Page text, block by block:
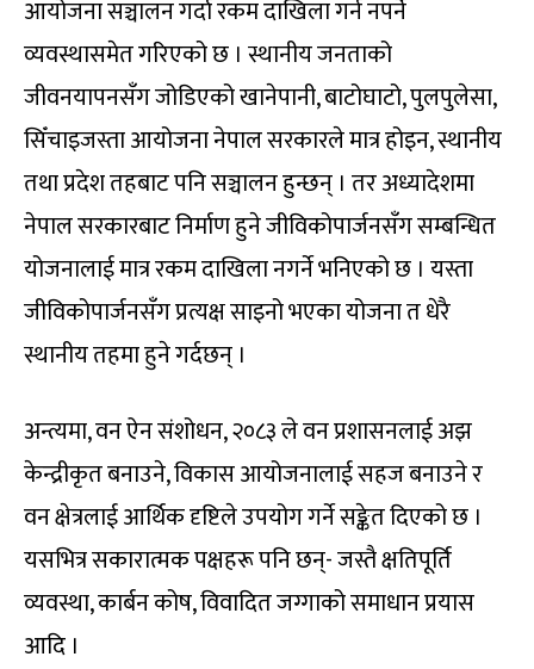
आयोजना सञ्चालन गर्दा रकम दाखिला गर्न नपर्ने
व्यवस्थासमेत गरिएको छ । स्थानीय जनताको
जीवनयापनसँग जोडिएको खानेपानी, बाटोघाटो, पुलपुलेसा,
सिँचाइजस्ता आयोजना नेपाल सरकारले मात्र होइन, स्थानीय
तथा प्रदेश तहबाट पनि सञ्चालन हुन्छन् । तर अध्यादेशमा
नेपाल सरकारबाट निर्माण हुने जीविकोपार्जनसँग सम्बन्धित
योजनालाई मात्र रकम दाखिला नगर्ने भनिएको छ । यस्ता
जीविकोपार्जनसँग प्रत्यक्ष साइनो भएका योजना त धेरै
स्थानीय तहमा हुने गर्दछन् ।
अन्त्यमा, वन ऐन संशोधन, २०८३ ले वन प्रशासनलाई अझ
केन्द्रीकृत बनाउने, विकास आयोजनालाई सहज बनाउने र
वन क्षेत्रलाई आर्थिक दृष्टिले उपयोग गर्ने सङ्केत दिएको छ ।
यसभित्र सकारात्मक पक्षहरू पनि छन्- जस्तै क्षतिपूर्ति
व्यवस्था, कार्बन कोष, विवादित जग्गाको समाधान प्रयास
आदि ।